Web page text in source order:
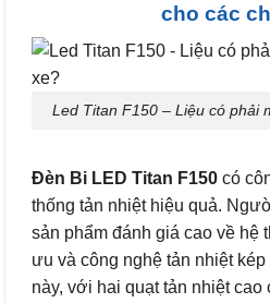
cho các
Led Titan F150 – Liệu có phải
Đèn Bi LED Titan F150 có
thống tản nhiệt hiệu quả.
sản phẩm đánh giá cao về hệ
ưu và công nghệ tản nhiệt
này, với hai quạt tản nhiệt